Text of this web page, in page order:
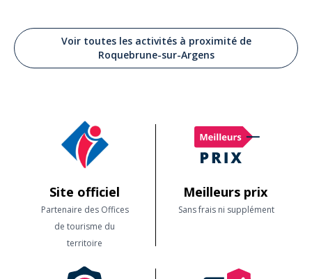
Voir toutes les activités à proximité de
Roquebrune-sur-Argens
Site officiel
Partenaire des Offices
de tourisme du
territoire
Meilleurs prix
Sans frais ni supplément